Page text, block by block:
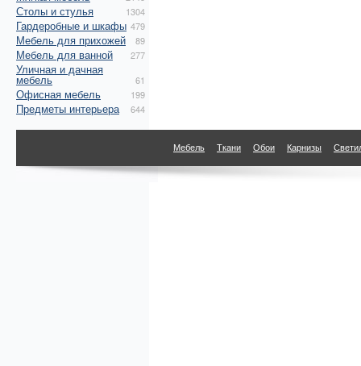
Столы и стулья 1304
Гардеробные и шкафы 479
Мебель для прихожей 89
Мебель для ванной 277
Уличная и дачная
мебель 61
Офисная мебель 199
Предметы интерьера 644
Мебель Ткани Обои Карнизы